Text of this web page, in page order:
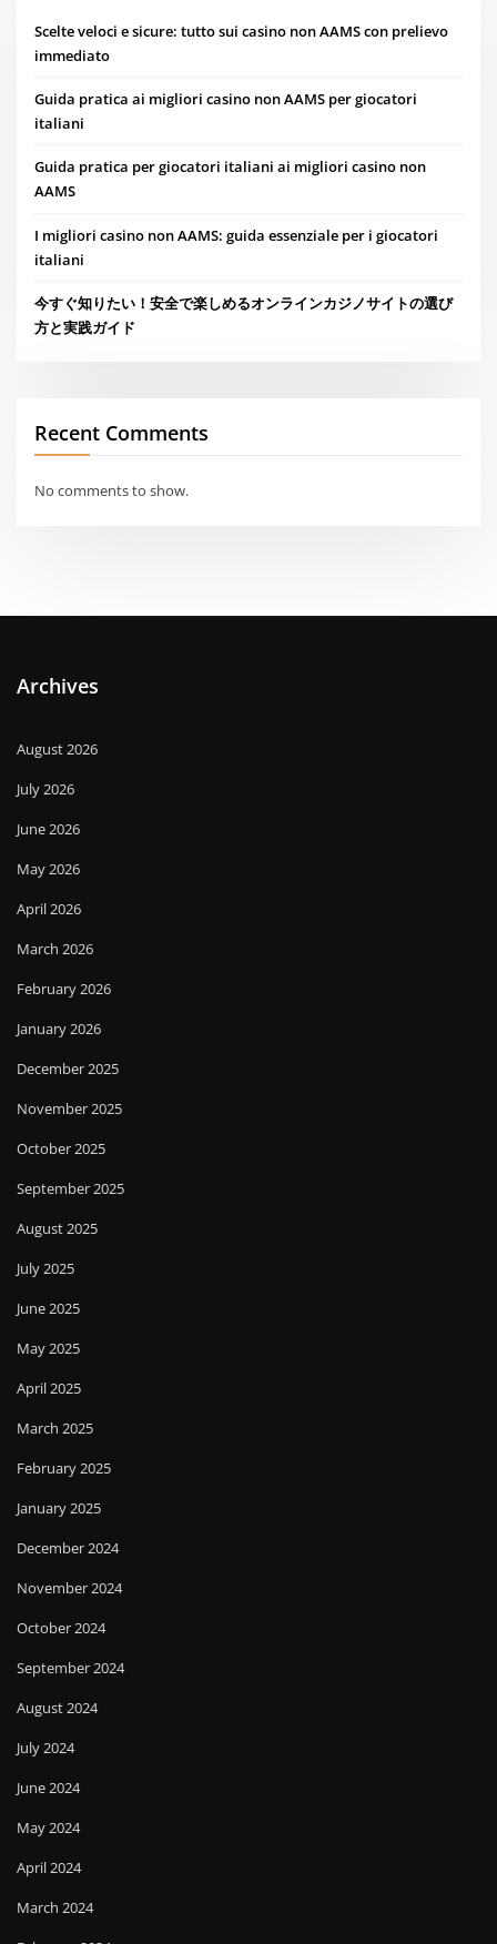
Scelte veloci e sicure: tutto sui casino non AAMS con prelievo
immediato
Guida pratica ai migliori casino non AAMS per giocatori
italiani
Guida pratica per giocatori italiani ai migliori casino non
AAMS
I migliori casino non AAMS: guida essenziale per i giocatori
italiani
今すぐ知りたい！安全で楽しめるオンラインカジノサイトの選び
方と実践ガイド
Recent Comments
No comments to show.
Archives
August 2026
July 2026
June 2026
May 2026
April 2026
March 2026
February 2026
January 2026
December 2025
November 2025
October 2025
September 2025
August 2025
July 2025
June 2025
May 2025
April 2025
March 2025
February 2025
January 2025
December 2024
November 2024
October 2024
September 2024
August 2024
July 2024
June 2024
May 2024
April 2024
March 2024